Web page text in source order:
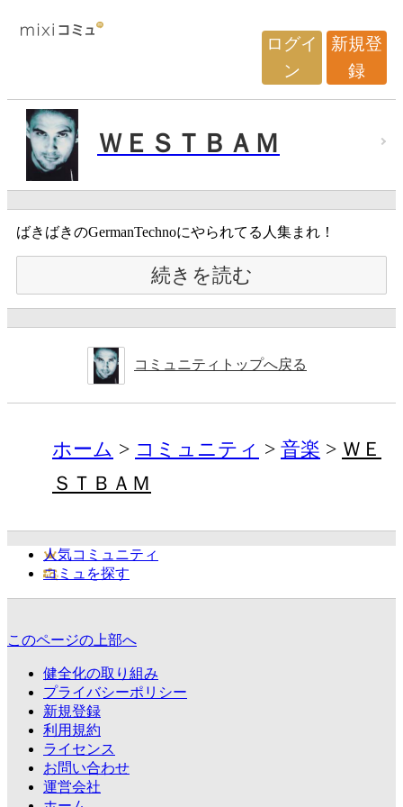
ログイ
ン
新規登
録
ＷＥＳＴＢＡＭ
ばきばきのGermanTechnoにやられてる人集まれ！
続きを読む
コミュニティトップへ戻る
ホーム コミュニティ 音楽
ＷＥ
ＳＴＢＡＭ
人気コミュニティ
コミュを探す
このページの上部へ
健全化の取り組み
プライバシーポリシー
新規登録
利用規約
ライセンス
お問い合わせ
運営会社